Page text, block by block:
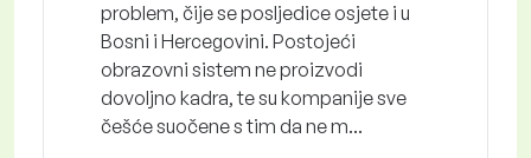
problem, čije se posljedice osjete i u
Bosni i Hercegovini. Postojeći
obrazovni sistem ne proizvodi
dovoljno kadra, te su kompanije sve
češće suočene s tim da ne m...